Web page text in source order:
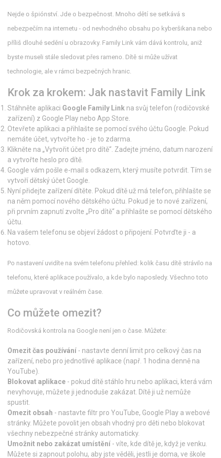
Nejde o špiónství. Jde o bezpečnost. Mnoho dětí se setkává s
nebezpečím na internetu - od nevhodného obsahu po kyberšikana nebo
příliš dlouhé sedění u obrazovky. Family Link vám dává kontrolu, aniž
byste museli stále sledovat přes rameno. Dítě si může užívat
technologie, ale v rámci bezpečných hranic.
Krok za krokem: Jak nastavit Family Link
Stáhněte aplikaci Google Family Link na svůj telefon (rodičovské
zařízení) z Google Play nebo App Store.
Otevřete aplikaci a přihlašte se pomocí svého účtu Google. Pokud
nemáte účet, vytvořte ho - je to zdarma.
Klikněte na „Vytvořit účet pro dítě“. Zadejte jméno, datum narození
a vytvořte heslo pro dítě.
Google vám pošle e-mail s odkazem, který musíte potvrdit. Tím se
vytvoří dětský účet Google.
Nyní přidejte zařízení dítěte. Pokud dítě už má telefon, přihlašte se
na něm pomocí nového dětského účtu. Pokud je to nové zařízení,
při prvním zapnutí zvolte „Pro dítě“ a přihlašte se pomocí dětského
účtu.
Na vašem telefonu se objeví žádost o připojení. Potvrďte ji - a
hotovo.
Po nastavení uvidíte na svém telefonu přehled: kolik času dítě strávilo na
telefonu, které aplikace používalo, a kde bylo naposledy. Všechno toto
můžete upravovat v reálném čase.
Co můžete omezit?
Rodičovská kontrola na Google není jen o čase. Můžete:
Omezit čas používání - nastavte denní limit pro celkový čas na
zařízení, nebo pro jednotlivé aplikace (např. 1 hodina denně na
YouTube).
Blokovat aplikace - pokud dítě stáhlo hru nebo aplikaci, která vám
nevyhovuje, můžete ji jednoduše zakázat. Dítě ji už nemůže
spustit.
Omezit obsah - nastavte filtr pro YouTube, Google Play a webové
stránky. Můžete povolit jen obsah vhodný pro děti nebo blokovat
všechny nebezpečné stránky automaticky.
Umožnit nebo zakázat umístění - víte, kde dítě je, když je venku.
Můžete si zapnout polohu, aby jste věděli, jestli je doma, ve škole